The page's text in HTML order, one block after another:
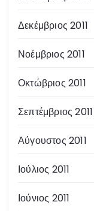
Δεκέμβριος 2011
Νοέμβριος 2011
Οκτώβριος 2011
Σεπτέμβριος 2011
Αύγουστος 2011
Ιούλιος 2011
Ιούνιος 2011